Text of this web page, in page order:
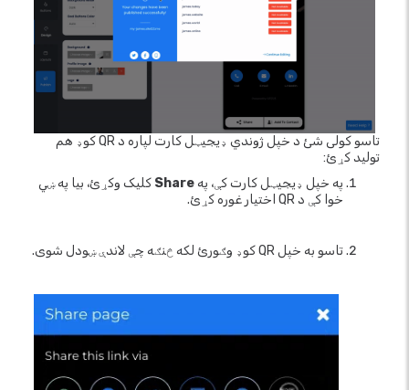
تاسو کولی شئ د خپل ژوندي ډیجیټل کارت لپاره د QR کوډ هم
تولید کړئ:
په خپل ډیجیټل کارت کې، پهShare کلیک وکړئ، بیا په ښي
خوا کې د QR اختیار غوره کړئ.
تاسو به خپل QR کوډ وګورئ لکه څنګه چې لاندې ښودل شوی.